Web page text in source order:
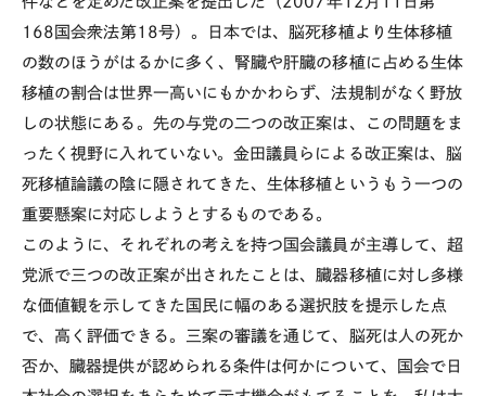
168国会衆法第18号）。日本では、脳死移植より生体移植
の数のほうがはるかに多く、腎臓や肝臓の移植に占める生体
移植の割合は世界一高いにもかかわらず、法規制がなく野放
しの状態にある。先の与党の二つの改正案は、この問題をま
ったく視野に入れていない。金田議員らによる改正案は、脳
死移植論議の陰に隠されてきた、生体移植というもう一つの
重要懸案に対応しようとするものである。
このように、それぞれの考えを持つ国会議員が主導して、超
党派で三つの改正案が出されたことは、臓器移植に対し多様
な価値観を示してきた国民に幅のある選択肢を提示した点
で、高く評価できる。三案の審議を通じて、脳死は人の死か
否か、臓器提供が認められる条件は何かについて、国会で日